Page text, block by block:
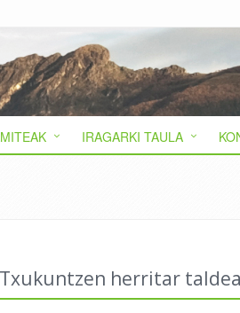
IRAGARKI TAULA
herritar